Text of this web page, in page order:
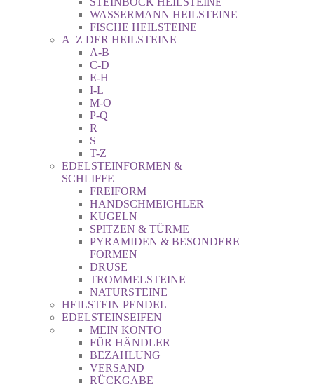
WASSERMANN HEILSTEINE
FISCHE HEILSTEINE
A–Z DER HEILSTEINE
A-B
C-D
E-H
I-L
M-O
P-Q
R
S
T-Z
EDELSTEINFORMEN &
SCHLIFFE
FREIFORM
HANDSCHMEICHLER
KUGELN
SPITZEN & TÜRME
PYRAMIDEN & BESONDERE
FORMEN
DRUSE
TROMMELSTEINE
NATURSTEINE
HEILSTEIN PENDEL
EDELSTEINSEIFEN
MEIN KONTO
FÜR HÄNDLER
BEZAHLUNG
VERSAND
RÜCKGABE